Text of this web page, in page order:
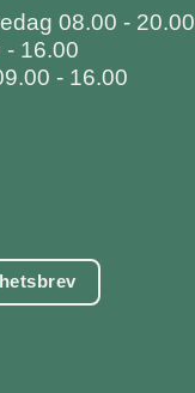
08.00 - 20.00
- 16.00
- 16.00